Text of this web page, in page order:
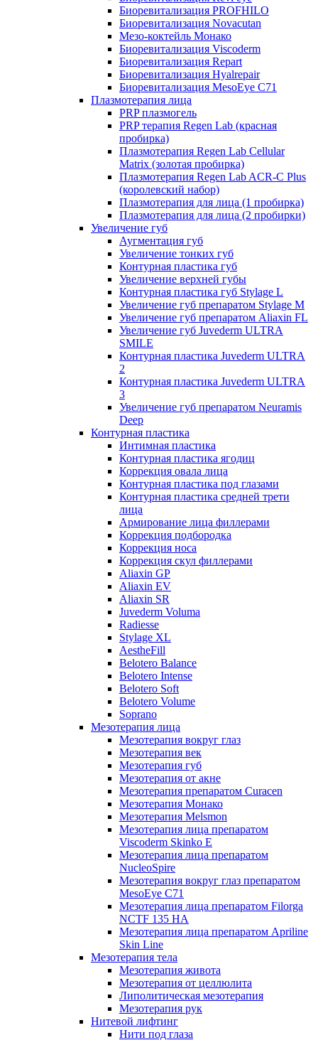
Биоревитализация PROFHILO
Биоревитализация Novacutan
Мезо-коктейль Монако
Биоревитализация Viscoderm
Биоревитализация Repart
Биоревитализация Hyalrepair
Биоревитализация MesoEye C71
Плазмотерапия лица
PRP плазмогель
PRP терапия Regen Lab (красная
пробирка)
Плазмотерапия Regen Lab Cellular
Matrix (золотая пробирка)
Плазмотерапия Regen Lab ACR-C Plus
(королевский набор)
Плазмотерапия для лица (1 пробирка)
Плазмотерапия для лица (2 пробирки)
Увеличение губ
Аугментация губ
Увеличение тонких губ
Контурная пластика губ
Увеличение верхней губы
Контурная пластика губ Stylage L
Увеличение губ препаратом Stylage M
Увеличение губ препаратом Aliaxin FL
Увеличение губ Juvederm ULTRA
SMILE
Контурная пластика Juvederm ULTRA
2
Контурная пластика Juvederm ULTRA
3
Увеличение губ препаратом Neuramis
Deep
Контурная пластика
Интимная пластика
Контурная пластика ягодиц
Коррекция овала лица
Контурная пластика под глазами
Контурная пластика средней трети
лица
Армирование лица филлерами
Коррекция подбородка
Коррекция носа
Коррекция скул филлерами
Aliaxin GP
Aliaxin EV
Aliaxin SR
Juvederm Voluma
Radiesse
Stylage XL
AestheFill
Belotero Balance
Belotero Intense
Belotero Soft
Belotero Volume
Soprano
Мезотерапия лица
Мезотерапия вокруг глаз
Мезотерапия век
Мезотерапия губ
Мезотерапия от акне
Мезотерапия препаратом Curacen
Мезотерапия Монако
Мезотерапия Melsmon
Мезотерапия лица препаратом
Viscoderm Skinko E
Мезотерапия лица препаратом
NucleoSpire
Мезотерапия вокруг глаз препаратом
MesoEye С71
Мезотерапия лица препаратом Filorga
NCTF 135 HA
Мезотерапия лица препаратом Apriline
Skin Line
Мезотерапия тела
Мезотерапия живота
Мезотерапия от целлюлита
Липолитическая мезотерапия
Мезотерапия рук
Нитевой лифтинг
Нити под глаза